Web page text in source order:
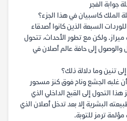
جوابة الفجر
الملك كاسبيان في هذا الجزء؟
السبعة الذين كانوا أصدقاء
ولكن مع تطور الأحداث، تتحول
إلى حافة عالم أصلان في
تنين وما دلالة ذلك؟
غلبه الجشع ونام فوق كنز مسحور
التحول إلى القبح الداخلي الذي
البشرية إلا بعد تدخل أصلان الذي
ترمز للتوبة.